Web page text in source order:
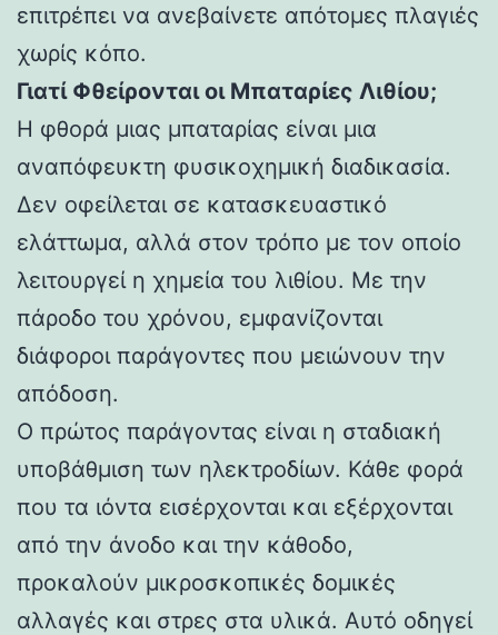
επιτρέπει να ανεβαίνετε απότομες πλαγιές
χωρίς κόπο.
Γιατί Φθείρονται οι Μπαταρίες Λιθίου;
Η φθορά μιας μπαταρίας είναι μια
αναπόφευκτη φυσικοχημική διαδικασία.
Δεν οφείλεται σε κατασκευαστικό
ελάττωμα, αλλά στον τρόπο με τον οποίο
λειτουργεί η χημεία του λιθίου. Με την
πάροδο του χρόνου, εμφανίζονται
διάφοροι παράγοντες που μειώνουν την
απόδοση.
Ο πρώτος παράγοντας είναι η σταδιακή
υποβάθμιση των ηλεκτροδίων. Κάθε φορά
που τα ιόντα εισέρχονται και εξέρχονται
από την άνοδο και την κάθοδο,
προκαλούν μικροσκοπικές δομικές
αλλαγές και στρες στα υλικά. Αυτό οδηγεί